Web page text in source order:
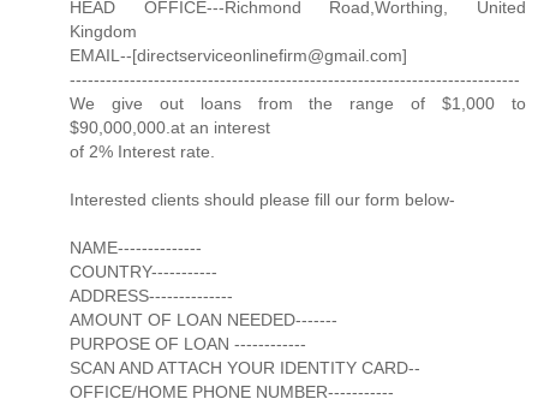
HEAD OFFICE---Richmond Road,Worthing, United
Kingdom
EMAIL--[directserviceonlinefirm@gmail.com]
---------------------------------------------------------------------------
We give out loans from the range of $1,000 to
$90,000,000.at an interest
of 2% Interest rate.
Interested clients should please fill our form below-
NAME--------------
COUNTRY-----------
ADDRESS--------------
AMOUNT OF LOAN NEEDED-------
PURPOSE OF LOAN ------------
SCAN AND ATTACH YOUR IDENTITY CARD--
OFFICE/HOME PHONE NUMBER-----------